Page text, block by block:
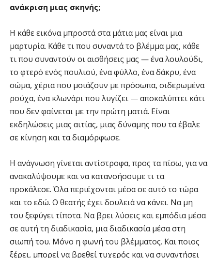
ανάκριση μιας σκηνής;
Η κάθε εικόνα μπροστά στα μάτια μας είναι μια
μαρτυρία. Κάθε τι που συναντά το βλέμμα μας, κάθε
τι που συναντούν οι αισθήσεις μας — ένα λουλούδι,
το φτερό ενός πουλιού, ένα φύλλο, ένα δάκρυ, ένα
σώμα, χέρια που μοιάζουν με πρόσωπα, σιδερωμένα
ρούχα, ένα κλωνάρι που λυγίζει — αποκαλύπτει κάτι
που δεν φαίνεται με την πρώτη ματιά. Είναι
εκδηλώσεις μιας αιτίας, μιας δύναμης που τα έβαλε
σε κίνηση και τα διαμόρφωσε.
Η ανάγνωση γίνεται αντίστροφα, προς τα πίσω, για να
ανακαλύψουμε και να κατανοήσουμε τι τα
προκάλεσε. Όλα περιέχονται μέσα σε αυτό το τώρα
και το εδώ. Ο θεατής έχει δουλειά να κάνει. Να μη
του ξεφύγει τίποτα. Να βρει λύσεις και εμπόδια μέσα
σε αυτή τη διαδικασία, μια διαδικασία μέσα στη
σιωπή του. Μόνο η φωνή του βλέμματος. Και ποιος
ξέρει, μπορεί να βρεθεί τυχερός και να συναντήσει